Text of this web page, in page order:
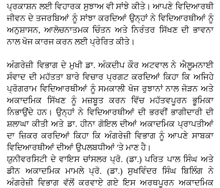
ਪ੍ਰਕਾਸ਼ਨ ਲਈ ਵਿਹਾਰਕ ਸੁਝਾਅ ਵੀ ਸਾਂਝੇ ਕੀਤੇ। ਆਪਣੇ ਵਿਦਿਆਰਥੀ
ਜੀਵਨ ਦੇ ਤਜਰਬਿਆਂ ਨੂੰ ਸਾਂਝਾ ਕਰਦਿਆਂ ਉਨ੍ਹਾਂ ਨੇ ਵਿਦਿਆਰਥੀਆਂ ਨੂੰ
ਅਨੁਸ਼ਾਸਨ, ਆਲੋਚਨਾਤਮਕ ਚਿੰਤਨ ਅਤੇ ਨਿਰੰਤਰ ਸਿੱਖਣ ਦੀ ਭਾਵਨਾ
ਨਾਲ ਖੋਜ ਕਾਰਜ ਕਰਨ ਲਈ ਪ੍ਰੇਰਿਤ ਕੀਤੇ।
ਅੰਗਰੇਜ਼ੀ ਵਿਭਾਗ ਦੇ ਮੁਖੀ ਡਾ. ਅੰਕਦੀਪ ਕੌਰ ਅਟਵਾਲ ਨੇ ਐਲੂਮਨਾਈ
ਸੰਵਾਦ ਦੀ ਮਹੱਤਤਾ ਬਾਰੇ ਵਿਚਾਰ ਪ੍ਰਗਟ ਕਰਦਿਆਂ ਕਿਹਾ ਕਿ ਅਜਿਹੇ
ਪ੍ਰੋਗਰਾਮ ਵਿਦਿਆਰਥੀਆਂ ਨੂੰ ਸਮਕਾਲੀ ਖੋਜ ਰੁਝਾਨਾਂ ਨਾਲ ਜੋੜਨ ਅਤੇ
ਅਕਾਦਮਿਕ ਸਿੱਖਣ ਨੂੰ ਮਜ਼ਬੂਤ ਕਰਨ ਵਿੱਚ ਮਹੱਤਵਪੂਰਨ ਭੂਮਿਕਾ
ਨਿਭਾਉਂਦੇ ਹਨ। ਉਨ੍ਹਾਂ ਨੇ ਵਿਦਿਆਰਥੀਆਂ ਦੀ ਭਰਵੀਂ ਭਾਗੀਦਾਰੀ ਦੀ
ਸ਼ਲਾਘਾ ਕੀਤੀ ਅਤੇ ਡਾ. ਹੀਨਾ ਗੋਇਲ ਦੀਆਂ ਅਕਾਦਮਿਕ ਪ੍ਰਾਪਤੀਆਂ
ਦਾ ਜ਼ਿਕਰ ਕਰਦਿਆਂ ਕਿਹਾ ਕਿ ਅੰਗਰੇਜ਼ੀ ਵਿਭਾਗ ਨੂੰ ਆਪਣੇ ਸਾਬਕਾ
ਵਿਦਿਆਰਥੀਆਂ ਦੀਆਂ ਉਪਲਬਧੀਆਂ 'ਤੇ ਮਾਣ ਹੈ।
ਯੁਨੀਵਰਸਿਟੀ ਦੇ ਵਾਇਸ ਚਾਂਸਲਰ ਪ੍ਰੋ. (ਡਾ.) ਪਰਿਤ ਪਾਲ ਸਿੰਘ ਅਤੇ
ਡੀਨ ਅਕਾਦਮਿਕ ਮਾਮਲੇ ਪ੍ਰੋ. (ਡਾ.) ਸੁਖਵਿੰਦਰ ਸਿੰਘ ਬਿਲਿੰਗ ਨੇ
ਅੰਗਰੇਜ਼ੀ ਵਿਭਾਗ ਵੱਲੋਂ ਕਰਵਾਏ ਗਏ ਇਸ ਅਰਥਪੂਰਨ ਅਕਾਦਮਿਕ